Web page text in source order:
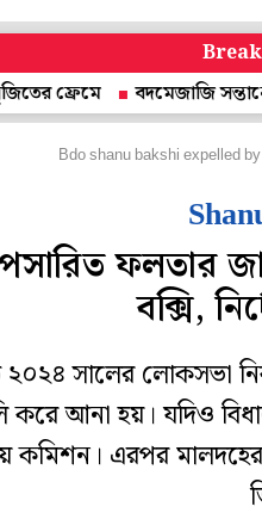
বদমেজাজি সন্তানের
Bdo shanu bakshi expelled
ফলতার
বক্সি,
সালের লোকসভা
করে আনা হয়। যদিও
কমিশন। এরপর